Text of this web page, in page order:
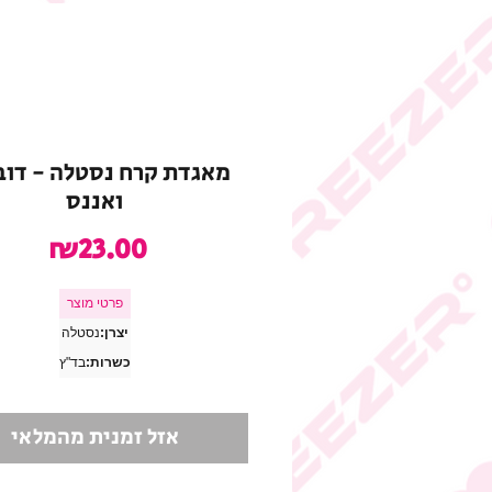
מאגדת קרח נסטלה -
ואננס
₪23.00
פרטי מוצר
יצרן:נסטלה
כשרות:בד"ץ
אזל זמנית מהמלאי